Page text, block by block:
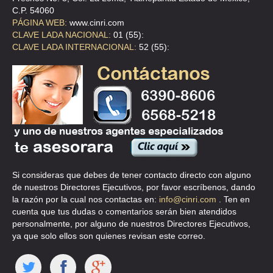
POBLADORES Y TRABAJADORES DE LA MESA LOS HORNOS, A.C
4o. Andador Xamiltepec y 7o. Andador Xamiltepec, Mz. C, Lt. 21, Mesa de los Hornos,
Informes: Tel. 55 13 93 76 Fax. 5513.93.76
Representante 1: RAMONA RIVAS CORDERO, COORDINADORA GENERAL
Fecha de Actualización: 05/06/2002
PODER CIUDADANO. ACCIÓN CIUDADANA POR LA DEMOCRACIA Y POR LA
YOSEMITE 45, NÁPOLES, 03810,
Representante 1: LIC. YOLOXOCHITL CASAS CHOUSAL, SECRETARIA EJECUTIVA
Fecha de Actualización: 27/01/2003
PRESENCIA CIUDADANA MEXICANA, A.C
(UGAM)
Zacatecas 206 Pent House, Roma Sur, 06700,
Informes: Tel. 55 74 02 17, 52 64 60 94 Fax. 52.64.60.94
Fecha de Actualización: 20/03/2003
presenci@prodigy.net.mx
http://www.union.org.mx
PRESENCIA CIUDADANA MEXICANA, A.C.
(PCM)
Informes: Tel. 55 74 02 17 Fax. 52.64.60.94
Representante 1: MARTA DELGADO PERALTA, PRESIDENTE DEL CONSEJO
C.P. 54060
PÁGINA WEB: www.cinri.com
CLAVE LADA NACIONAL: 01 (55):
CLAVE LADA INTERNACIONAL: 52 (55):
Si consideras que debes de tener contacto directo con alguno
de nuestros Directores Ejecutivos, por favor escríbenos, dando
la razón por la cual nos contactas en: info@cinri.com
. Ten en
cuenta que tus dudas o comentarios serán bien atendidos
personalmente, por alguno de nuestros Directores Ejecutivos,
ya que solo ellos son quienes revisan este correo.